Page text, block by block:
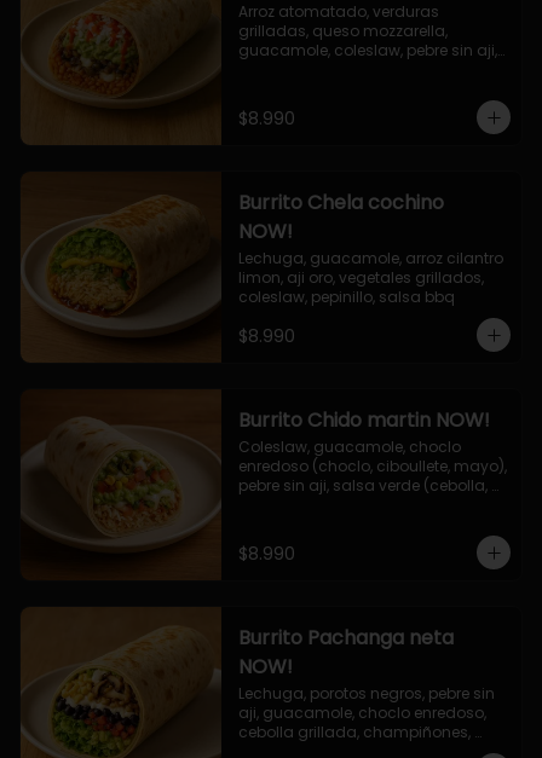
Arroz atomatado, verduras
grilladas, queso mozzarella,
guacamole, coleslaw, pebre sin aji,
$8.990
Burrito Chela cochino
NOW!
Lechuga, guacamole, arroz cilantro
limon, aji oro, vegetales grillados,
coleslaw, pepinillo, salsa bbq
$8.990
Burrito Chido martin NOW!
Coleslaw, guacamole, choclo
enredoso (choclo, ciboullete, mayo),
pebre sin aji, salsa verde (cebolla,
$8.990
Burrito Pachanga neta
NOW!
Lechuga, porotos negros, pebre sin
aji, guacamole, choclo enredoso,
cebolla grillada, champiñones,